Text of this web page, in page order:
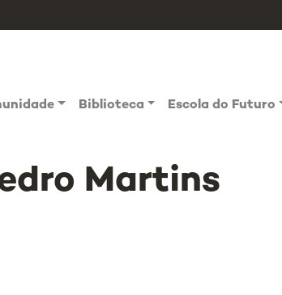
Biblioteca Escola do Futuro
Martins